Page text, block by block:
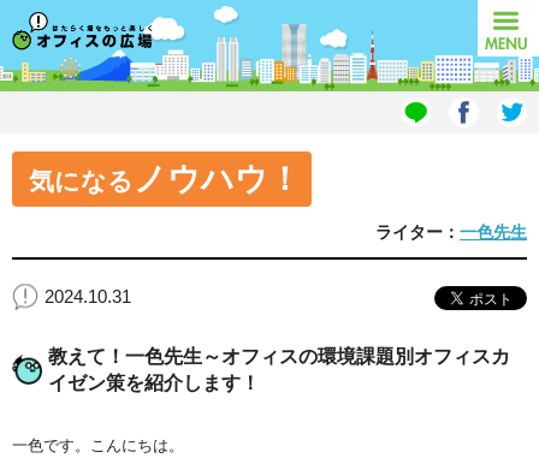
オフィスの広場 MENU
気になる ノウハウ！
ライター： 一色先生
2024.10.31
教えて！一色先生～オフィスの環境課題別オフィスカ
イゼン策を紹介します！
一色です。こんにちは。